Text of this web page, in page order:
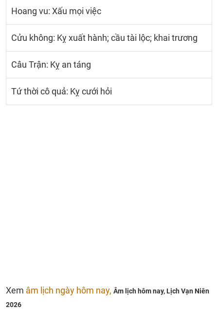
Hoang vu: Xấu mọi việc
Cửu không: Kỵ xuất hành; cầu tài lộc; khai trương
Câu Trận: Kỵ an táng
Tứ thời cô quả: Kỵ cưới hỏi
Xem âm lịch ngày hôm nay, Âm lịch hôm nay, Lịch Vạn Niên
2026